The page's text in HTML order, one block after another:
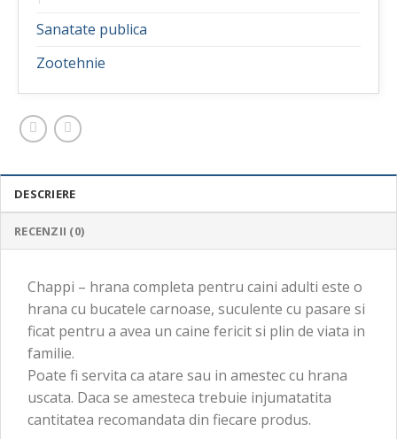
Sanatate publica
Zootehnie
DESCRIERE
RECENZII (0)
Chappi – hrana completa pentru caini adulti este o
hrana cu bucatele carnoase, suculente cu pasare si
ficat pentru a avea un caine fericit si plin de viata in
familie.
Poate fi servita ca atare sau in amestec cu hrana
uscata. Daca se amesteca trebuie injumatatita
cantitatea recomandata din fiecare produs.